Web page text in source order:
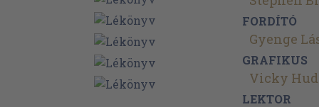
FORDÍTÓ
Gyenge
GRAFIKUS
Vicky
LEKTOR